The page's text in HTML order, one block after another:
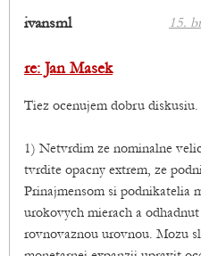
15.
ivansml
re: Jan Masek
Tiez ocenujem dobru diskusiu.
1) Netvrdim ze nominalne
tvrdite opacny extrem, ze
Prinajmensom si podnikatelia
urokovych mierach a
rovnovaznou urovnou. Mozu